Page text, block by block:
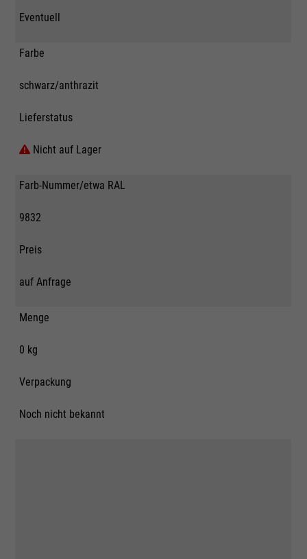
Eventuell
Farbe
schwarz/anthrazit
Lieferstatus
Nicht auf Lager
Farb-Nummer/etwa RAL
9832
Preis
auf Anfrage
Menge
0 kg
Verpackung
Noch nicht bekannt